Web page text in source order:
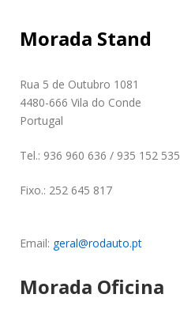
Morada Stand
Rua 5 de Outubro 1081
4480-666 Vila do Conde
Portugal
Tel.: 936 960 636 / 935 152 535
Fixo.: 252 645 817
Email: geral@rodauto.pt
Morada Oficina